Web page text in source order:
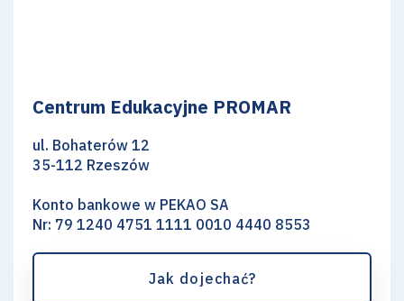
Centrum Edukacyjne PROMAR
ul. Bohaterów 12
35-112 Rzeszów
Konto bankowe w PEKAO SA
Nr: 79 1240 4751 1111 0010 4440 8553
Jak dojechać?